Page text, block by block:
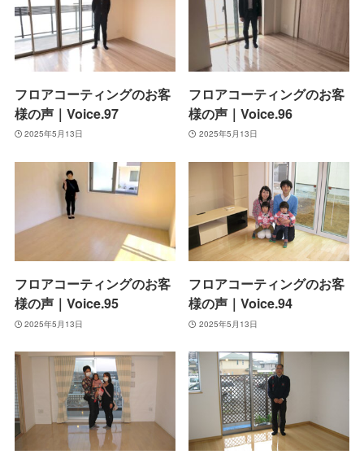
フロアコーティングのお客
様の声｜Voice.97
2025年5月13日
フロアコーティングのお客
様の声｜Voice.96
2025年5月13日
フロアコーティングのお客
様の声｜Voice.95
2025年5月13日
フロアコーティングのお客
様の声｜Voice.94
2025年5月13日